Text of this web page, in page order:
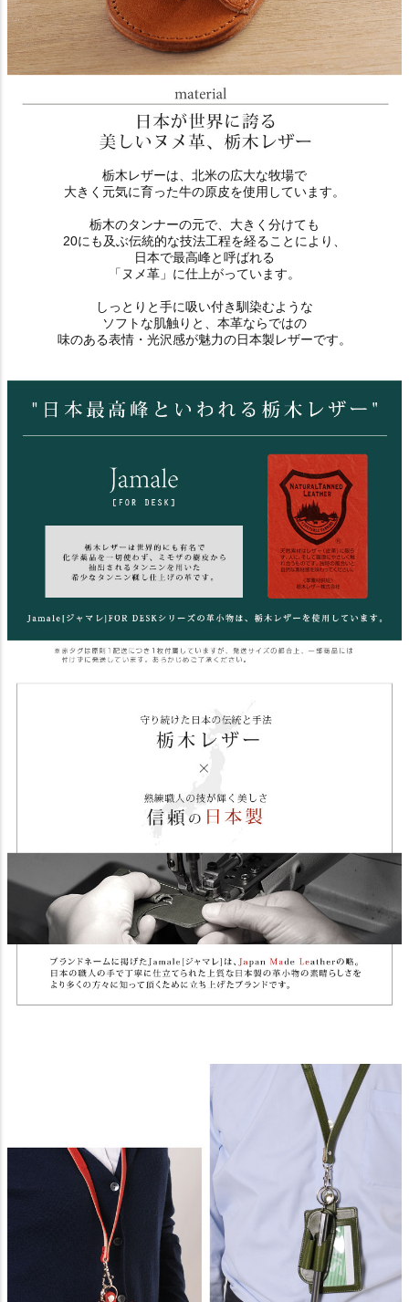
栃木レザーは、北米の広大な牧場で
大きく元気に育った牛の原皮を使用しています。
栃木のタンナーの元で、大きく分けても
20にも及ぶ伝統的な技法工程を経ることにより、
日本で最高峰と呼ばれる
「ヌメ革」に仕上がっています。
しっとりと手に吸い付き馴染むような
ソフトな肌触りと、本革ならではの
味のある表情・光沢感が魅力の日本製レザーです。